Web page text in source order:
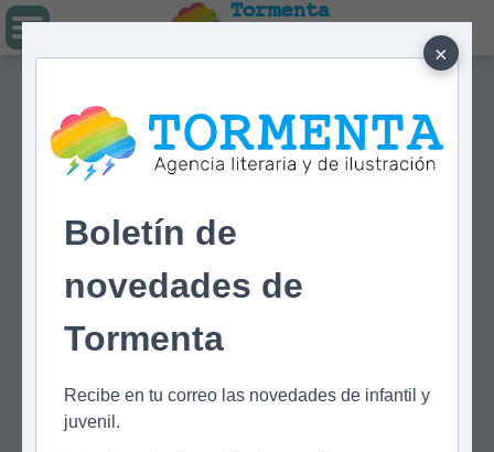
×
Boletín de
novedades de
Tormenta
Recibe en tu correo las novedades de infantil y
juvenil.
Tormenta